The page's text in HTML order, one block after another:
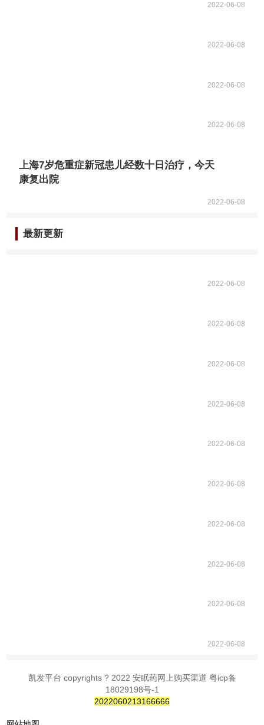
2022-06-08
2022-06-08
2022-06-08
2022-06-08
上海7岁危重症新冠患儿经数十日治疗，今天
康复出院
2022-06-08
最新更新
2022-06-08
2022-06-08
2022-06-08
2022-06-08
2022-06-08
2022-06-08
2022-06-08
2022-06-08
2022-06-08
2022-06-08
凯发平台 copyrights ? 2022 安眠药网上购买渠道 粤icp备
18029198号-1
2022060213166666